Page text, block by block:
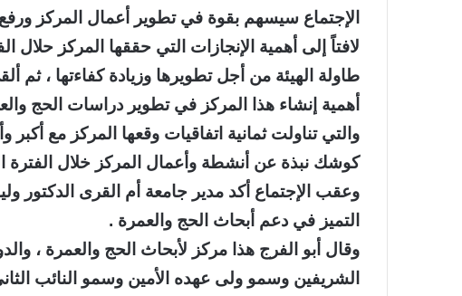
الإجتماع سيسهم بقوة في تطوير أعمال المركز ورفع
لافتاً إلى أهمية الإنجازات التي حققها المركز
طاولة الهيئة من أجل تطويرها وزيادة كفاءتها ، ثم
أهمية إنشاء هذا المركز في تطوير دراسات الحج
والتي تناولت ثمانية اتفاقيات وقعها المركز مع أكبر
كوشك نبذة عن أنشطة وأعمال المركز خلال الفترة
وعقب الإجتماع أكد مدير جامعة أم القرى الدكتور
التميز في دعم أبحاث الحج والعمرة .
وقال أبو الفرج هذا مركز لأبحاث الحج والعمرة ،
الشريفين وسمو ولى عهده الأمين وسمو النائب